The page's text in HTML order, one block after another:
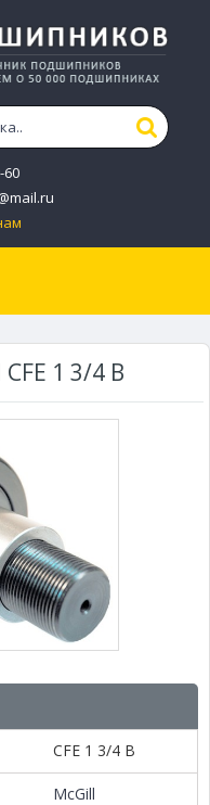
60
1 3/4 B
CFE 1 3/4 B
McGill